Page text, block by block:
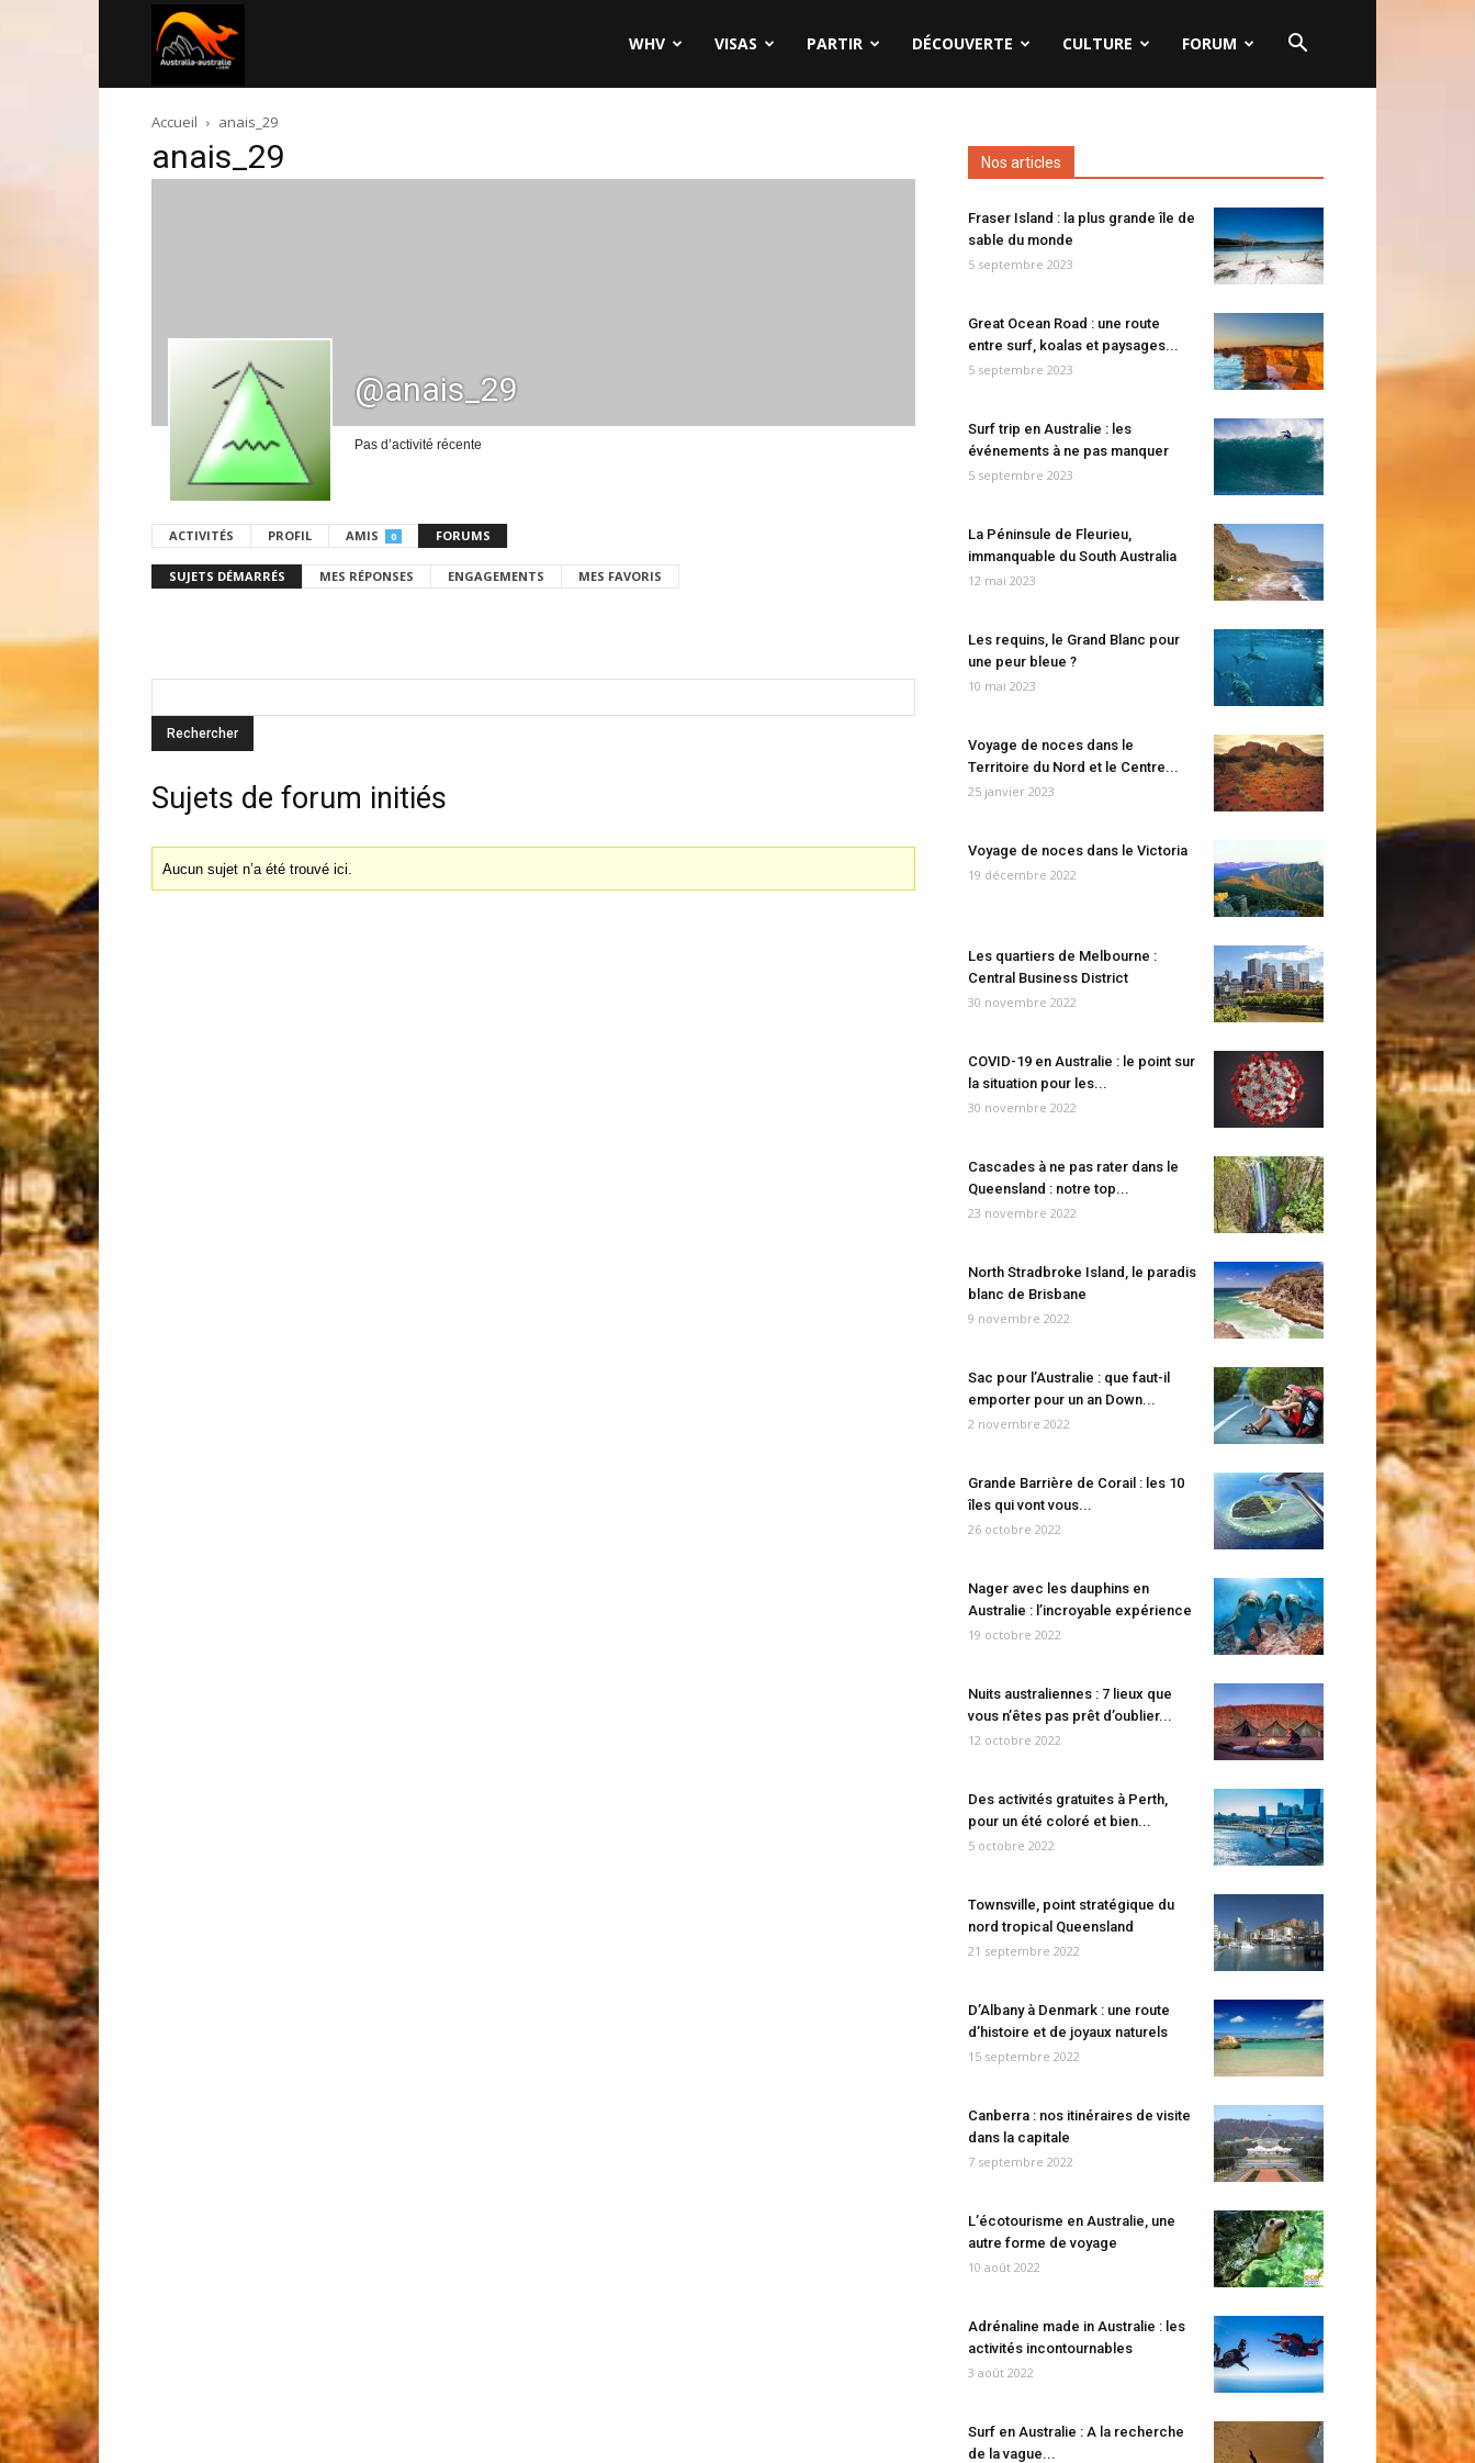
australie.com
WHV VISAS PARTIR DÉCOUVERTE CULTURE FORUM
Accueil anais_29
anais_29
@anais_29
Pas d’activité récente
ACTIVITÉS PROFIL AMIS 0 FORUMS
SUJETS DÉMARRÉS MES RÉPONSES ENGAGEMENTS MES FAVORIS
Sujets de forum initiés
Aucun sujet n’a été trouvé ici.
Nos articles
Fraser Island : la plus grande île de
sable du monde
5 septembre 2023
Great Ocean Road : une route
entre surf, koalas et paysages...
5 septembre 2023
Surf trip en Australie : les
événements à ne pas manquer
5 septembre 2023
La Péninsule de Fleurieu,
immanquable du South Australia
12 mai 2023
Les requins, le Grand Blanc pour
une peur bleue ?
10 mai 2023
Voyage de noces dans le
Territoire du Nord et le Centre...
25 janvier 2023
Voyage de noces dans le Victoria
19 décembre 2022
Les quartiers de Melbourne :
Central Business District
30 novembre 2022
COVID-19 en Australie : le point sur
la situation pour les...
30 novembre 2022
Cascades à ne pas rater dans le
Queensland : notre top...
23 novembre 2022
North Stradbroke Island, le paradis
blanc de Brisbane
9 novembre 2022
Sac pour l’Australie : que faut-il
emporter pour un an Down...
2 novembre 2022
Grande Barrière de Corail : les 10
îles qui vont vous...
26 octobre 2022
Nager avec les dauphins en
Australie : l’incroyable expérience
19 octobre 2022
Nuits australiennes : 7 lieux que
vous n’êtes pas prêt d’oublier...
12 octobre 2022
Des activités gratuites à Perth,
pour un été coloré et bien...
5 octobre 2022
Townsville, point stratégique du
nord tropical Queensland
21 septembre 2022
D’Albany à Denmark : une route
d’histoire et de joyaux naturels
15 septembre 2022
Canberra : nos itinéraires de visite
dans la capitale
7 septembre 2022
L’écotourisme en Australie, une
autre forme de voyage
10 août 2022
Adrénaline made in Australie : les
activités incontournables
3 août 2022
Surf en Australie : A la recherche
de la vague...